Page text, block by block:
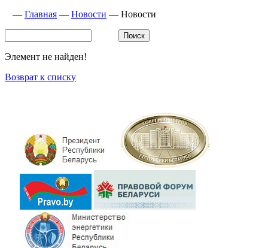
— Главная — Новости — Новости
Элемент не найден!
Возврат к списку